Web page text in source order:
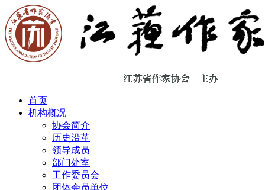
首页
机构概况
协会简介
历史沿革
领导成员
部门处室
工作委员会
团体会员单位